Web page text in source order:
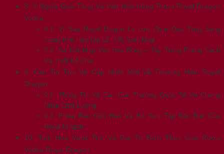
8. Ý Nghĩa Quà Tặng Và Văn Hóa Uống Rượu Royal Dragon
Vodka
8.1. Vì Sao Royal Dragon Là Lựa Chọn Quà Tặng Sang
Trọng Phù Hợp Dịp Lễ, Tết, Sinh Nhật
8.2. Sự Kết Hợp Văn Hóa Đông – Tây Trong Phong Cách
Và Thiết Kế Chai
9. Các Tin Tức Và Cập Nhật Mới Về Thương Hiệu Royal
Dragon
9.1. Thông Tin Về Các Giải Thưởng Quốc Tế Và Chứng
Nhận Chất Lượng
9.2. Phiên Bản Giới Hạn Và Bộ Sưu Tập Đặc Biệt Của
Royal Dragon
10. Tinh Hoa Vượt Trội Và Giá Trị Đích Thực Của Rượu
Vodka Royal Dragon